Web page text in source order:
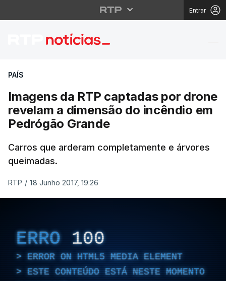
Entrar
Imagens da RTP
PAÍS
Imagens da RTP captadas por drone
revelam a dimensão do incêndio em
Pedrógão Grande
Carros que arderam completamente e árvores
queimadas.
RTP / 18 Junho 2017, 19:26
ERRO 100
ERROR ON HTML5 MEDIA ELEMENT
ESTE CONTEÚDO ESTÁ NESTE MOMENTO